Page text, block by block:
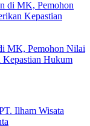
MK, Pemohon Nilai
Hukum